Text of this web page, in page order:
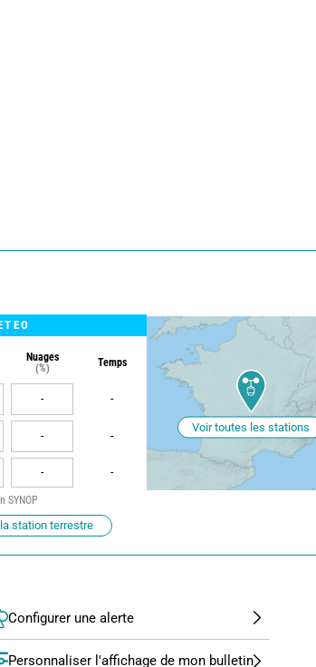
Nuages
(%)
Temps
- -
- -
- -
Voir toutes les stations
SYNOP
station terrestre
Configurer une alerte
Personnaliser l'affichage de mon bulletin